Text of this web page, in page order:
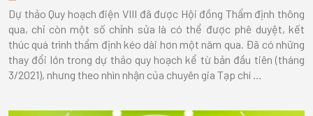
Dự thảo Quy hoạch điện VIII đã được Hội đồng Thẩm định thông
qua, chỉ còn một số chỉnh sửa là có thể được phê duyệt, kết
thúc quá trình thẩm định kéo dài hơn một năm qua. Đã có những
thay đổi lớn trong dự thảo quy hoạch kể từ bản đầu tiên (tháng
3/2021), nhưng theo nhìn nhận của chuyên gia Tạp chí …